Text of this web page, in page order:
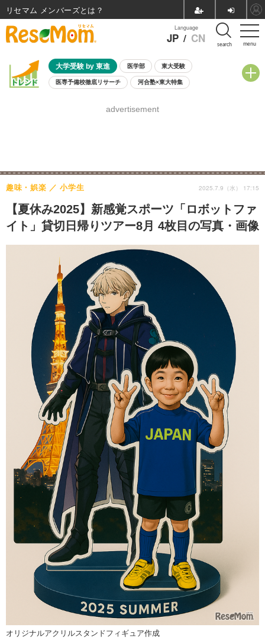
menu
Language
JP / CN search
大学受験 by 東進 医学部 東大受験
医専予備校徹底リサーチ 河合塾×東大特集
8月開催学校説明会・相談会
advertisement
【夏休み2025】新感覚スポーツ「ロボットファ
イト」貸切日帰りツアー8月 4枚目の写真・画像
趣味・娯楽 小学生 2025.7.9（水） 17:15
オリジナルアクリルスタンドフィギュア作成
リセマム メンバーズ